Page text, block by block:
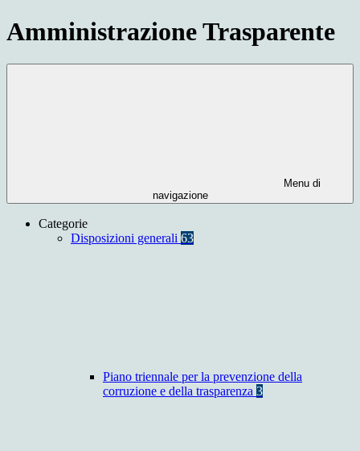
Amministrazione Trasparente
Menu di
navigazione
Categorie
Disposizioni generali 63
Piano triennale per la prevenzione della
corruzione e della trasparenza 3